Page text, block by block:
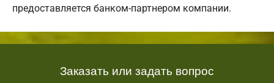
предоставляется банком-партнером компании.
Заказать или задать вопрос